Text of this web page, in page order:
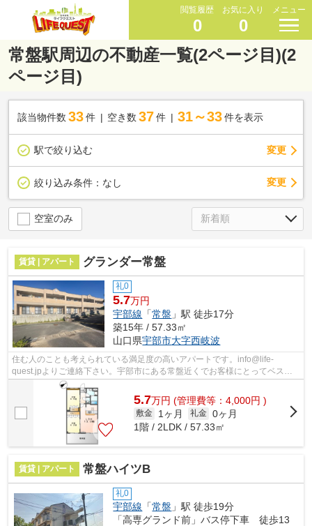
閲覧履歴
0
お気に入り
0
メニュー
常盤駅周辺の不動産一覧(2ページ目)(2
ページ目)
該当物件数 33件 空き数 37 件 31～33 件を表示
駅で絞り込む 変更
絞り込み条件： なし 変更
空室のみ
賃貸 | アパート グランダー常盤
礼0
5.7万円
宇部線 「常盤 」駅 徒歩17分
築15年 / 57.33㎡
山口県宇部市大字西岐波
住む人のことも考えられている満足度の高いアパートです。info@life-
quest.jpよりご連絡下さい。宇部市にある常盤近くでお客様にとってベスト
な暮らしの実現に。お部屋探しはライフク...
5.7万円 (管理費等：4,000円 )
敷金 1ヶ月 礼金 0ヶ月
1階 / 2LDK / 57.33㎡
賃貸 | アパート 常盤ハイツB
礼0
宇部線 「常盤 」駅 徒歩19分
「高専グランド前」バス停下車 徒歩13